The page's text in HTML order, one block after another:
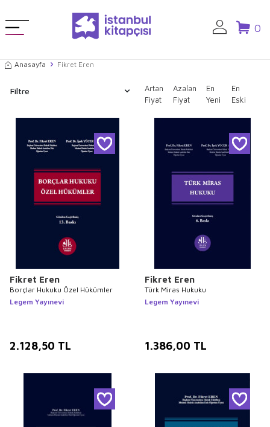
0
Anasayfa Fikret Eren
Filtre
Artan
Fiyat
Azalan
Fiyat
En
Yeni
En
Eski
Fikret Eren
Borçlar Hukuku Özel Hükümler
Legem Yayınevi
2.128,50 TL
Fikret Eren
Türk Miras Hukuku
Legem Yayınevi
1.386,00 TL